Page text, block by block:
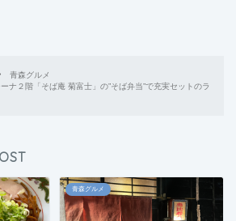
青森グルメ
ナ２階「そば庵 菊富士」の”そば弁当”で充実セットのラ
青森グルメ